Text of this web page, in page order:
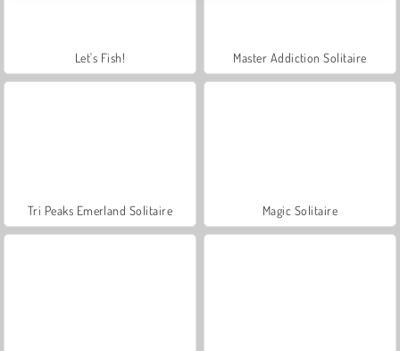
Let's Fish! Master Addiction Solitaire
Tri Peaks Emerland Solitaire Magic Solitaire